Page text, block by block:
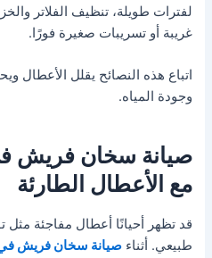
لفترات طويلة، تنظيف الفلاتر
غريبة أو تسريبات صغيرة فورًا.
اتباع هذه النصائح يقلل الأعطال
وجودة المياه.
صيانة سخان فريش
مع الأعطال الطارئة
قد تظهر أحيانًا أعطال مفاجئة
طبيعي. أثناءصيانة سخان فريش في